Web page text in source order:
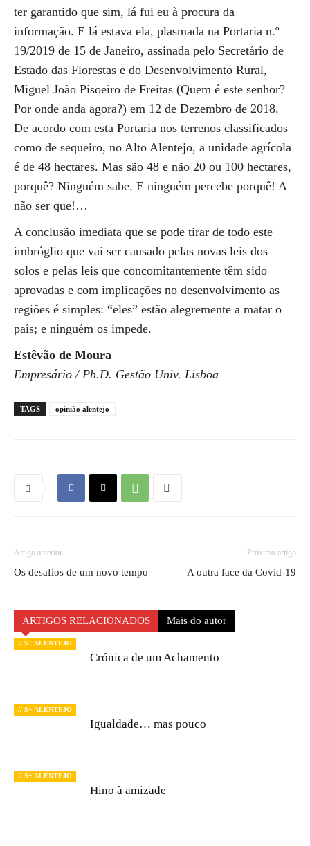
ter garantido que sim, lá fui eu à procura da
informação. E lá estava ela, plasmada na Portaria n.º
19/2019 de 15 de Janeiro, assinada pelo Secretário de
Estado das Florestas e do Desenvolvimento Rural,
Miguel João Pisoeiro de Freitas (Quem é este senhor?
Por onde anda agora?) em 12 de Dezembro de 2018.
De acordo com esta Portaria nos terrenos classificados
como de sequeiro, no Alto Alentejo, a unidade agrícola
é de 48 hectares. Mas são 48 e não 20 ou 100 hectares,
porquê? Ninguém sabe. E ninguém percebe porquê! A
não ser que!…
A conclusão imediata que se pode tirar de todo este
imbróglio que vai ser causado pelas novas leis dos
solos e pelas leis que concomitantemente têm sido
aprovadas e com implicações no desenvolvimento as
regiões é simples: “eles” estão alegremente a matar o
país; e ninguém os impede.
Estêvão de Moura
Empresário / Ph.D. Gestão Univ. Lisboa
TAGS opinião alentejo
Artigo anterior
Os desafios de um novo tempo
Próximo artigo
A outra face da Covid-19
ARTIGOS RELACIONADOS Mais do autor
// S+ ALENTEJO
Crónica de um Achamento
// S+ ALENTEJO
Igualdade… mas pouco
// S+ ALENTEJO
Hino à amizade